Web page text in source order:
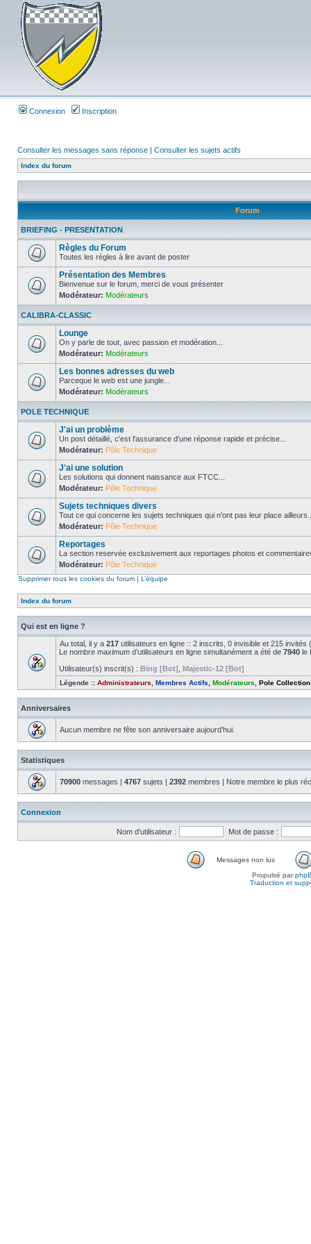
Connexion Inscription
Consulter les messages sans réponse | Consulter les sujets actifs
Index du forum
Forum
BRIEFING - PRESENTATION
Règles du Forum
Toutes les règles à lire avant de poster
Présentation des Membres
Bienvenue sur le forum, merci de vous présenter
Modérateur: Modérateurs
CALIBRA-CLASSIC
Lounge
On y parle de tout, avec passion et modération...
Modérateur: Modérateurs
Les bonnes adresses du web
Parceque le web est une jungle...
Modérateur: Modérateurs
POLE TECHNIQUE
J'ai un problème
Un post détaillé, c'est l'assurance d'une réponse rapide et précise...
Modérateur: Pôle Technique
J'ai une solution
Les solutions qui donnent naissance aux FTCC...
Modérateur: Pôle Technique
Sujets techniques divers
Tout ce qui concerne les sujets techniques qui n'ont pas leur place
Modérateur: Pôle Technique
Reportages
La section reservée exclusivement aux reportages photos et
Modérateur: Pôle Technique
Supprimer tous les cookies du forum | L’équipe
Index du forum
Qui est en ligne ?
Au total, il y a 217 utilisateurs en ligne :: 2 inscrits, 0 invisible et 215
Le nombre maximum d’utilisateurs en ligne simultanément a été de 7940 le
Utilisateur(s) inscrit(s) : Bing [Bot] Majestic-12 [Bot]
Légende :: Administrateurs Membres Actifs Modérateurs Pole Collection
Anniversaires
Aucun membre ne fête son anniversaire aujourd’hui.
Statistiques
70900 messages | 4767 sujets | 2392 membres | Notre membre le plus
Connexion
Nom d’utilisateur : Mot de passe :
Messages non lus
Propulsé par
Traduction et